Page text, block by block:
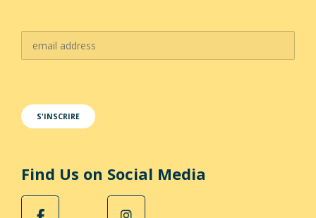
Find Us on Social Media